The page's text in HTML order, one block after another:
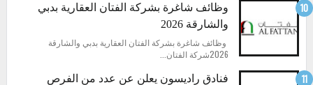
وظائف شاغرة بشركة الفتان العقارية بدبي
والشارقة 2026
وظائف شاغرة بشركة الفتان العقارية بدبي والشارقة
2026شركة الفتان...
فنادق راديسون يعلن عن عدد من الفرص